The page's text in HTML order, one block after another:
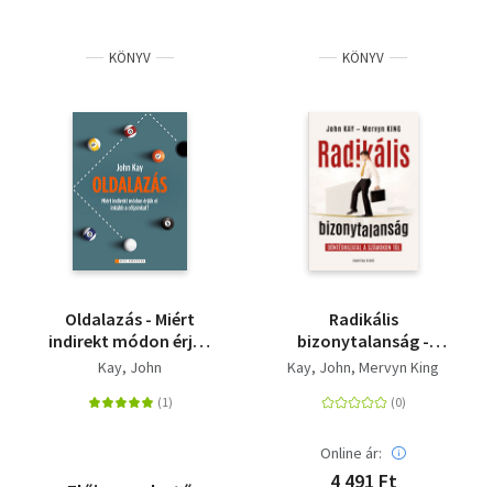
KÖNYV
Oldalazás - Miért
indirekt módon érjük
el inkább a céljainkat?
Kay, John
KÖNYV
Radikális
bizonytalanság -
Döntéshozatal a
Kay, John Mervyn King
Online ár:
4 491 Ft